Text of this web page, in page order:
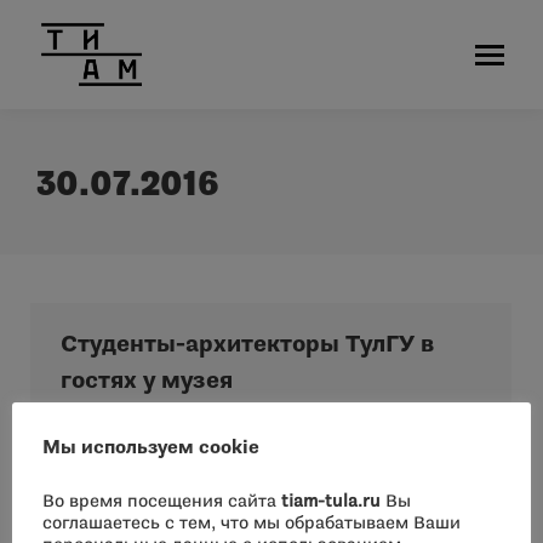
30.07.2016
Cтуденты-архитекторы ТулГУ в
гостях у музея
студенты-архитекторы ТулГУ. Выражаем
благодарность ребятам за оказанную помощь
Мы используем cookie
Во время посещения сайта tiam-tula.ru Вы
соглашаетесь с тем, что мы обрабатываем Ваши